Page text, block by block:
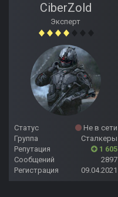
CiberZold
Эксперт
Статус
Не в сети
Группа
Сталкеры
Репутация
1 605
Сообщений
2897
Регистрация
09.04.2021